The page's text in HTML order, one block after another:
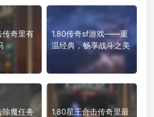
传奇里有
1.80传奇sf游戏——重
温经典，畅享战斗之美
除魔任务
1.80星王合击传奇里最